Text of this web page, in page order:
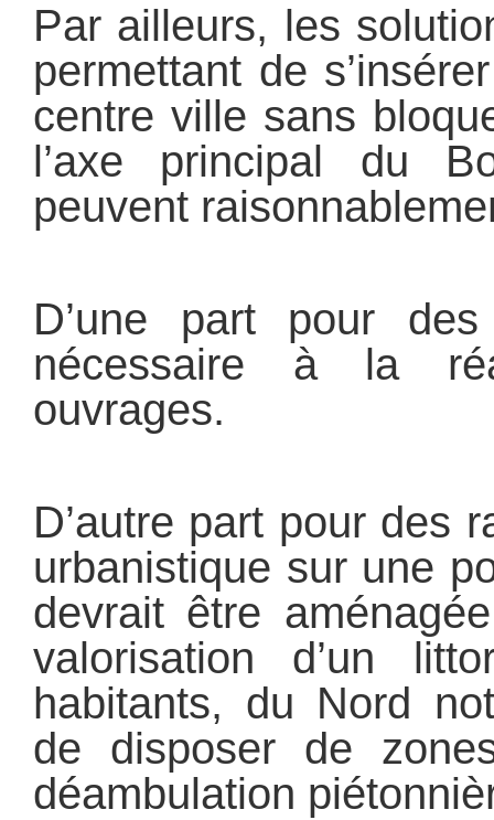
Par ailleurs, les
permettant de
centre ville sans
l’axe principal du
peuvent
D’une part pour des
nécessaire à la
ouvrages.
D’autre part pour des
urbanistique sur une
devrait être
valorisation d’un
habitants, du Nord
de disposer de
déambulation